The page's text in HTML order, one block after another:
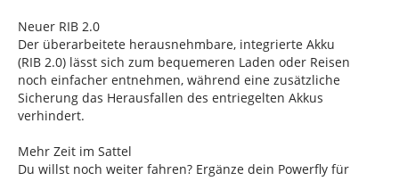
Neuer RIB 2.0
Der überarbeitete herausnehmbare, integrierte Akku
(RIB 2.0) lässt sich zum bequemeren Laden oder Reisen
noch einfacher entnehmen, während eine zusätzliche
Sicherung das Herausfallen des entriegelten Akkus
verhindert.
Mehr Zeit im Sattel
Du willst noch weiter fahren? Ergänze dein Powerfly für